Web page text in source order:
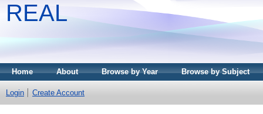
REAL
Home About Browse by Year Browse by Subject
Login Create Account